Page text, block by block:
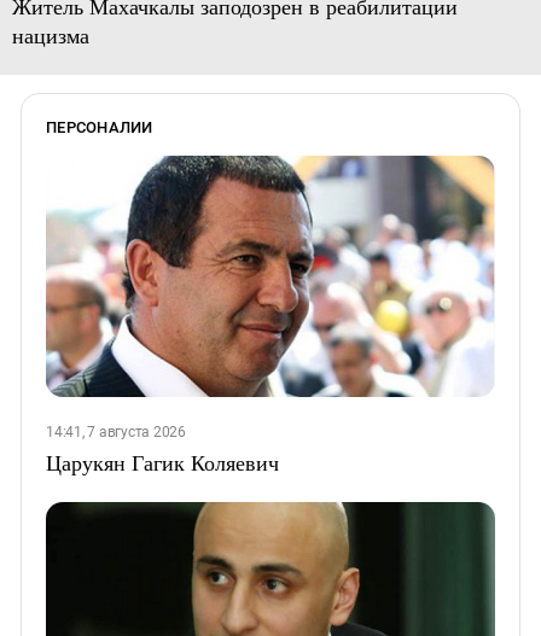
Житель Махачкалы заподозрен в реабилитации
нацизма
ПЕРСОНАЛИИ
14:41, 7 августа 2026
Царукян Гагик Коляевич